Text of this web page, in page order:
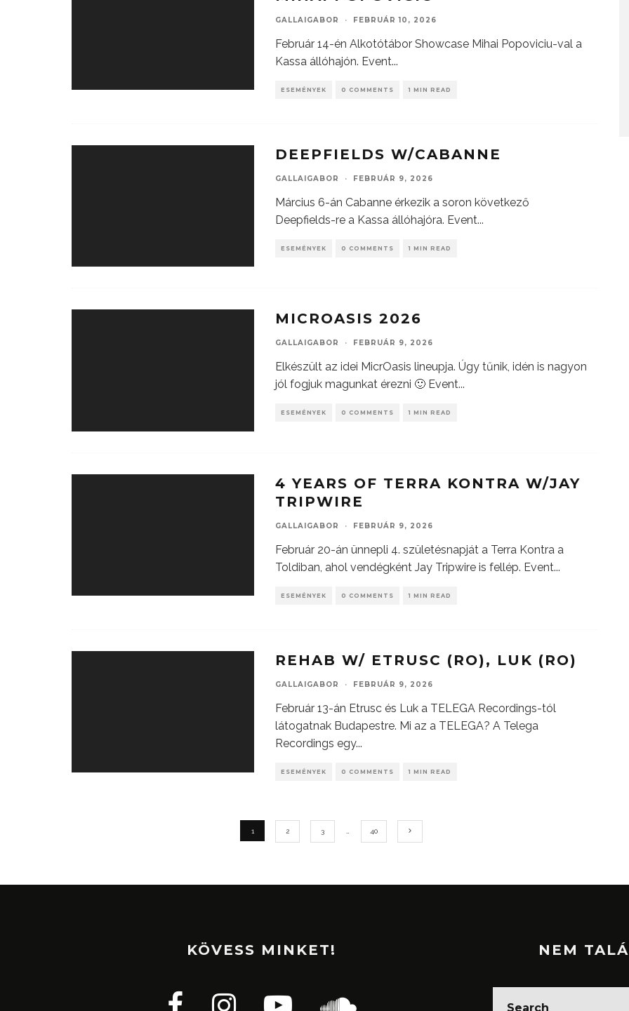
GALLAIGABOR · FEBRUÁR 10, 2026
Február 14-én Alkotótábor Showcase Mihai Popoviciu-val a
Kassa állóhajón. Event...
ESEMÉNYEK 0 COMMENTS 1 MIN READ
DEEPFIELDS W/CABANNE
GALLAIGABOR · FEBRUÁR 9, 2026
Március 6-án Cabanne érkezik a soron következő
Deepfields-re a Kassa állóhajóra. Event...
ESEMÉNYEK 0 COMMENTS 1 MIN READ
MICROASIS 2026
GALLAIGABOR · FEBRUÁR 9, 2026
Elkészült az idei MicrOasis lineupja. Úgy tűnik, idén is nagyon
jól fogjuk magunkat érezni 🙂 Event...
ESEMÉNYEK 0 COMMENTS 1 MIN READ
4 YEARS OF TERRA KONTRA W/JAY
TRIPWIRE
GALLAIGABOR · FEBRUÁR 9, 2026
Február 20-án ünnepli 4. születésnapját a Terra Kontra a
Toldiban, ahol vendégként Jay Tripwire is fellép. Event...
ESEMÉNYEK 0 COMMENTS 1 MIN READ
REHAB W/ ETRUSC (RO), LUK (RO)
GALLAIGABOR · FEBRUÁR 9, 2026
Február 13-án Etrusc és Luk a TELEGA Recordings-tól
látogatnak Budapestre. Mi az a TELEGA? A Telega
Recordings egy...
ESEMÉNYEK 0 COMMENTS 1 MIN READ
1 2 3 40
KÖVESS MINKET! NEM